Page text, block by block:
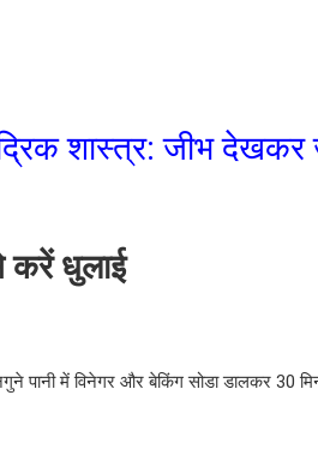
शास्त्र: जीभ देखकर
करें धुलाई
पानी में विनेगर और बेकिंग सोडा डालकर 30